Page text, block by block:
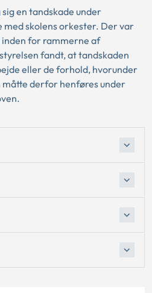
en tandskade under
med skolens orkester. Der var
for rammerne af
fandt, at tandskaden
eller de forhold, hvorunder
derfor henføres under